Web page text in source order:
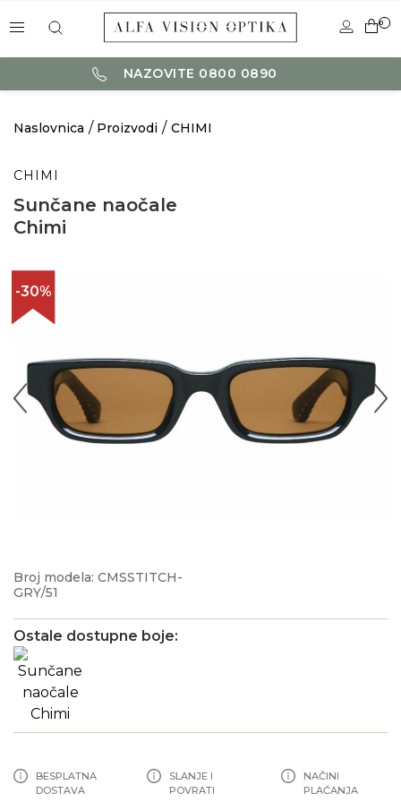
0
NAZOVITE 0800 0890
Naslovnica Proizvodi CHIMI
CHIMI
Sunčane naočale
Chimi
-30%
Broj modela: CMSSTITCH-
GRY/51
Ostale dostupne boje:
BESPLATNA
DOSTAVA
SLANJE I
POVRATI
NAČINI
PLAĆANJA